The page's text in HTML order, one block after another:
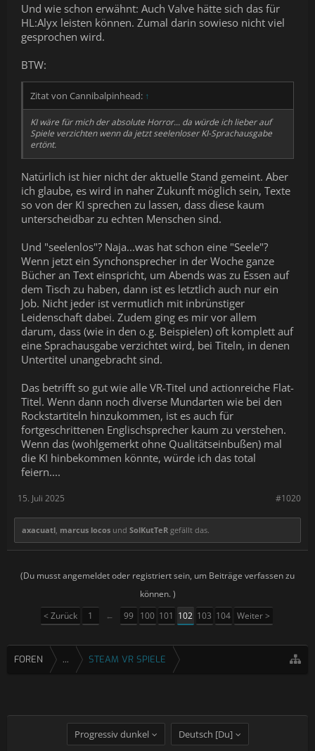
Und wie schon erwähnt: Auch Valve hätte sich das für
HL:Alyx leisten können. Zumal darin sowieso nicht viel
gesprochen wird.
BTW:
Zitat von Cannibalpinhead: ↑
KI wäre für mich der absolute Horror... da würde ich lieber auf
Spiele verzichten wenn da jetzt seelenloser KI-Sprachausgabe
ertönt.
Natürlich ist hier nicht der aktuelle Stand gemeint. Aber
ich glaube, es wird in naher Zukunft möglich sein, Texte
so von der KI sprechen zu lassen, dass diese kaum
unterscheidbar zu echten Menschen sind.
Und "seelenlos"? Naja...was hat schon eine "Seele"?
Wenn jetzt ein Synchonsprecher in der Woche ganze
Bücher an Text einspricht, um Abends was zu Essen auf
dem Tisch zu haben, dann ist es letztlich auch nur ein
Job. Nicht jeder ist vermutlich mit inbrünstiger
Leidenschaft dabei. Zudem ging es mir vor allem
darum, dass (wie in den o.g. Beispielen) oft komplett auf
eine Sprachausgabe verzichtet wird, bei Titeln, in denen
Untertitel unangebracht sind.
Das betrifft so gut wie alle VR-Titel und actionreiche Flat-
Titel. Wenn dann noch diverse Mundarten wie bei den
Rockstartiteln hinzukommen, ist es auch für
fortgeschrittenen Englischsprecher kaum zu verstehen.
Wenn das (wohlgemerkt ohne Qualitätseinbußen) mal
die KI hinbekommen könnte, würde ich das total
feiern....
#1020
15. Juli 2025
axacuatl marcus locos und SolKutTeR gefällt das.
(Du musst angemeldet oder registriert sein, um Beiträge verfassen zu
können. )
< Zurück
1 ← 99 100 101 102 103 104 Weiter >
FOREN ... STEAM VR SPIELE
Progressiv dunkel Deutsch [Du]